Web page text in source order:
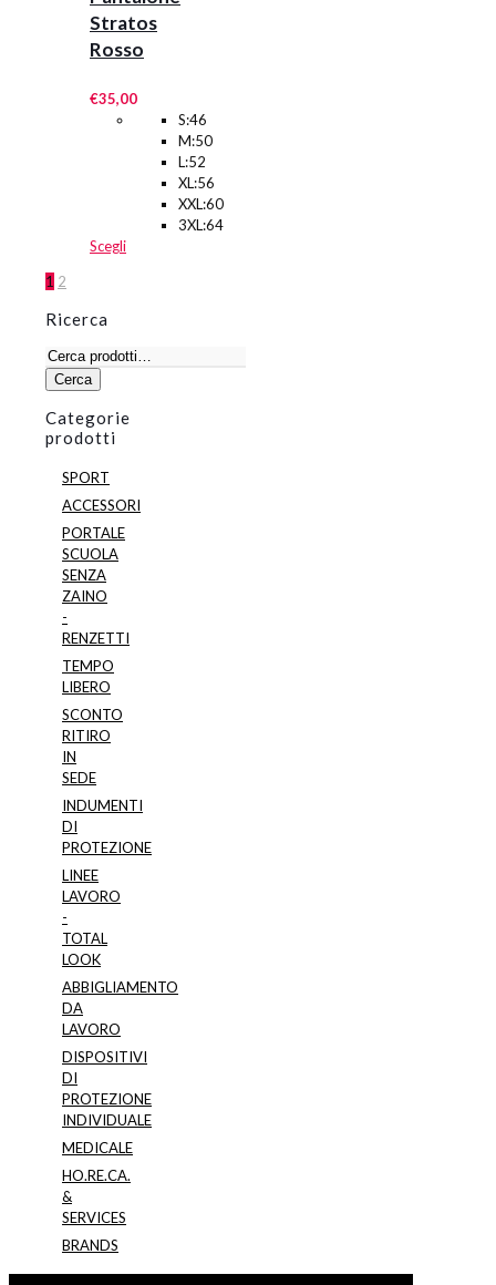
Stratos
Rosso
€35,00
S:46
M:50
L:52
XL:56
XXL:60
3XL:64
ScegliQuesto
Le
essere
del
prodotto
1 2
Ricerca
Cerca:
Cerca
Categorie
prodotti
SPORT
ACCESSORI
PORTALE
SCUOLA
SENZA
ZAINO
-
RENZETTI
TEMPO
LIBERO
SCONTO
RITIRO
IN
SEDE
INDUMENTI
DI
PROTEZIONE
LINEE
LAVORO
-
TOTAL
LOOK
ABBIGLIAMENTO
DA
LAVORO
DISPOSITIVI
DI
PROTEZIONE
INDIVIDUALE
MEDICALE
HO.RE.CA.
&
SERVICES
BRANDS